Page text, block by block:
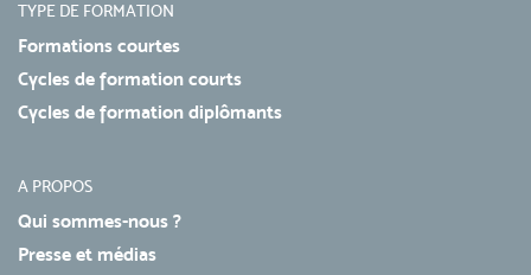
TYPE DE FORMATION
Formations courtes
Cycles de formation courts
Cycles de formation diplômants
A PROPOS
Qui sommes-nous ?
Presse et médias